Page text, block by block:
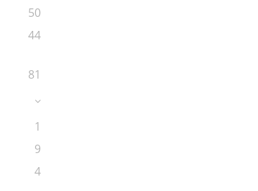
50
44
81
1
9
4